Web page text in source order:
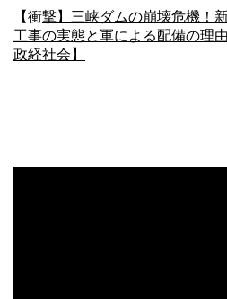
【衝撃】三峡ダムの崩壊危機！
工事の実態と軍による配備の理
政経社会】